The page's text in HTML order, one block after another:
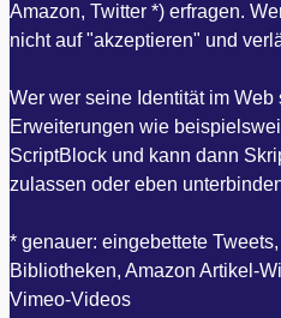
Amazon, Twitter *) erfragen.
nicht auf "akzeptieren" und
Wer wer seine Identität im
Erweiterungen wie
ScriptBlock und kann dann
zulassen oder eben
* genauer: eingebettete
Bibliotheken, Amazon Artikel-
Vimeo-Videos